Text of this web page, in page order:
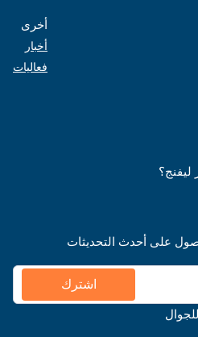
أخرى
أخبار
فعاليات
على أحدث التحديثات
اشترك